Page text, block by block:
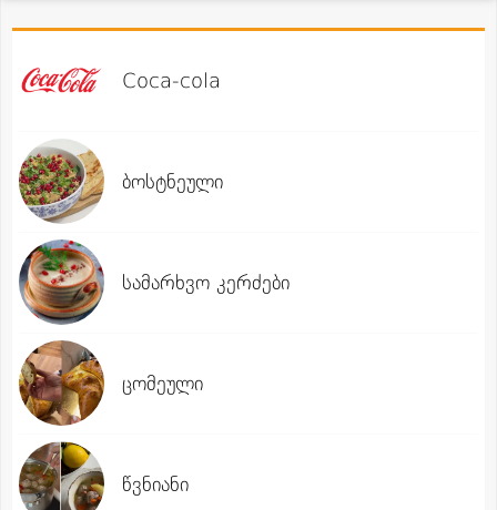
Coca-cola
ბოსტნეული
სამარხვო კერძები
ცომეული
წვნიანი